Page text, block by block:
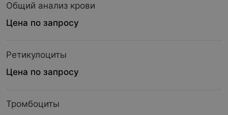
Общий анализ крови
Цена по запросу
Ретикулоциты
Цена по запросу
Тромбоциты